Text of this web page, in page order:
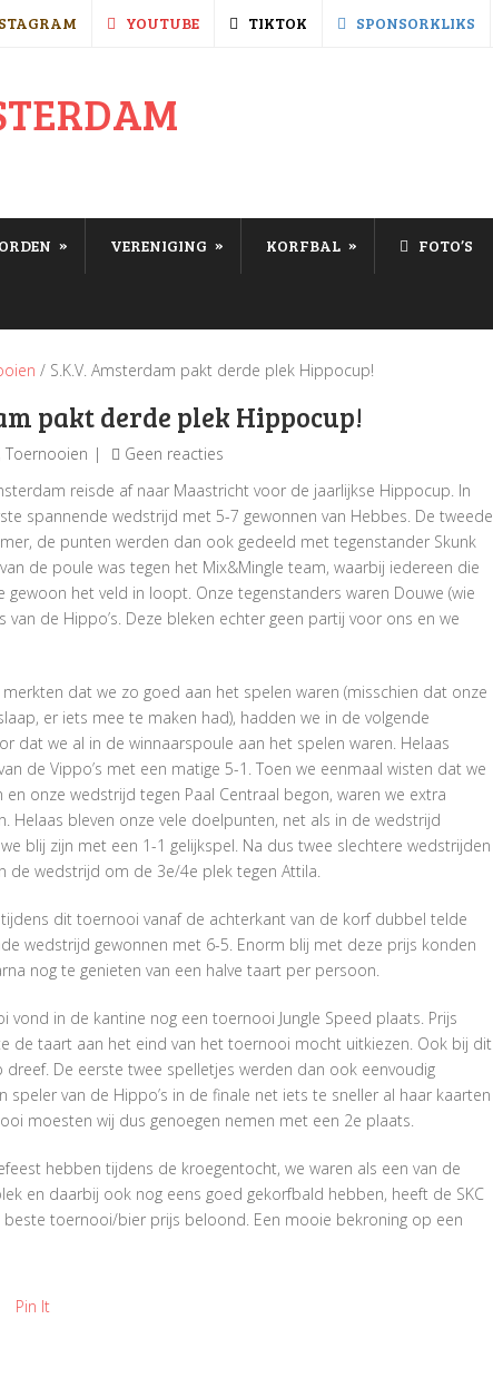
YOUTUBE TIKTOK SPONSORKLIKS
» VERENIGING » KORFBAL » FOTO’S
/ S.K.V. Amsterdam pakt derde plek Hippocup!
pakt derde plek Hippocup!
Toernooien
Geen reacties
reisde af naar Maastricht voor de jaarlijkse Hippocup. In
spannende wedstrijd met 5-7 gewonnen van Hebbes. De tweede
de punten werden dan ook gedeeld met tegenstander Skunk
de poule was tegen het Mix&Mingle team, waarbij iedereen die
gewoon het veld in loopt. Onze tegenstanders waren Douwe (wie
van de Hippo’s. Deze bleken echter geen partij voor ons en we
dat we zo goed aan het spelen waren (misschien dat onze
er iets mee te maken had), hadden we in de volgende
dat we al in de winnaarspoule aan het spelen waren. Helaas
de Vippo’s met een matige 5-1. Toen we eenmaal wisten dat we
onze wedstrijd tegen Paal Centraal begon, waren we extra
Helaas bleven onze vele doelpunten, net als in de wedstrijd
blij zijn met een 1-1 gelijkspel. Na dus twee slechtere wedstrijden
de wedstrijd om de 3e/4e plek tegen Attila.
dit toernooi vanaf de achterkant van de korf dubbel telde
wedstrijd gewonnen met 6-5. Enorm blij met deze prijs konden
nog te genieten van een halve taart per persoon.
vond in de kantine nog een toernooi Jungle Speed plaats. Prijs
de taart aan het eind van het toernooi mocht uitkiezen. Ook bij dit
De eerste twee spelletjes werden dan ook eenvoudig
speler van de Hippo’s in de finale net iets te sneller al haar kaarten
moesten wij dus genoegen nemen met een 2e plaats.
hebben tijdens de kroegentocht, we waren als een van de
en daarbij ook nog eens goed gekorfbald hebben, heeft de SKC
toernooi/bier prijs beloond. Een mooie bekroning op een
Pin It